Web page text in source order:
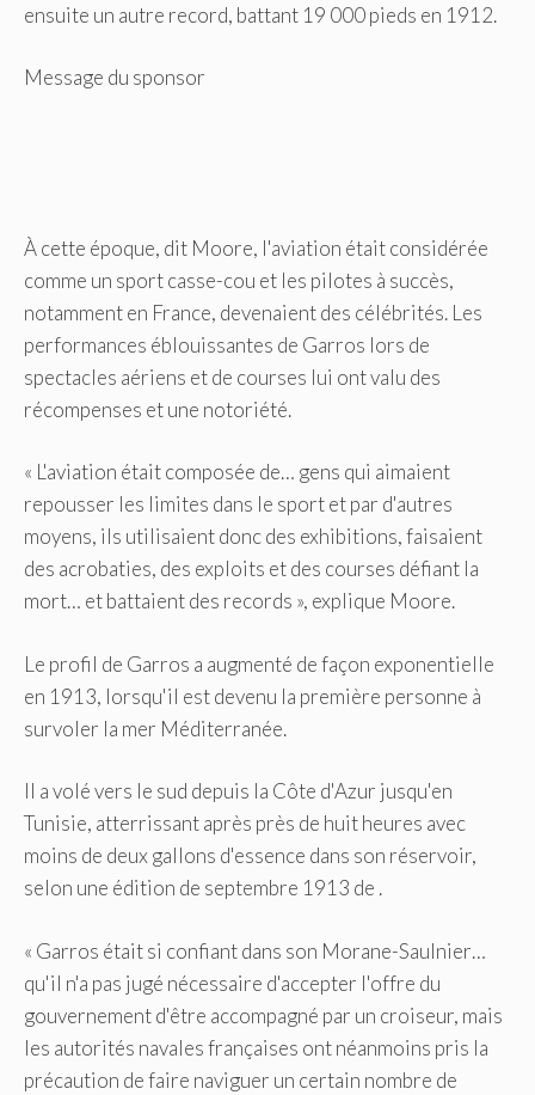
ensuite un autre record, battant 19 000 pieds en 1912.
Message du sponsor
À cette époque, dit Moore, l'aviation était considérée
comme un sport casse-cou et les pilotes à succès,
notamment en France, devenaient des célébrités. Les
performances éblouissantes de Garros lors de
spectacles aériens et de courses lui ont valu des
récompenses et une notoriété.
« L'aviation était composée de… gens qui aimaient
repousser les limites dans le sport et par d'autres
moyens, ils utilisaient donc des exhibitions, faisaient
des acrobaties, des exploits et des courses défiant la
mort… et battaient des records », explique Moore.
Le profil de Garros a augmenté de façon exponentielle
en 1913, lorsqu'il est devenu la première personne à
survoler la mer Méditerranée.
Il a volé vers le sud depuis la Côte d'Azur jusqu'en
Tunisie, atterrissant après près de huit heures avec
moins de deux gallons d'essence dans son réservoir,
selon une édition de septembre 1913 de .
« Garros était si confiant dans son Morane-Saulnier…
qu'il n'a pas jugé nécessaire d'accepter l'offre du
gouvernement d'être accompagné par un croiseur, mais
les autorités navales françaises ont néanmoins pris la
précaution de faire naviguer un certain nombre de